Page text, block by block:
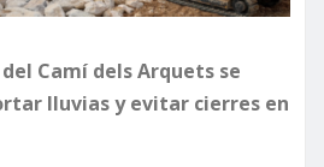
Camí dels Arquets se
lluvias y evitar cierres en